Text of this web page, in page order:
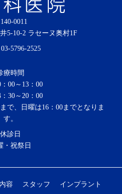
0011
5-10-2 ラセーヌ奥村1F
03-5796-2525
療時間
00～13：00
30～20：00
で、日曜は16：00までとなりま
す。
休診日
・祝祭日
容 スタッフ インプラント